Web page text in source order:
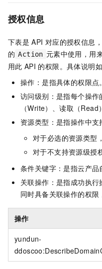
授权信息
下表是 API 对应的授权信息
的 Action 元素中使用，用
用此 API 的权限。具体说明如
操作：是指具体的权限点。
访问级别：是指每个操作
（Write）、读取（Read
资源类型：是指操作中支
对于必选的资源类型
对于不支持资源级授
条件关键字：是指云产品
关联操作：是指成功执
同时具备关联操作的权限
操作
yundun-